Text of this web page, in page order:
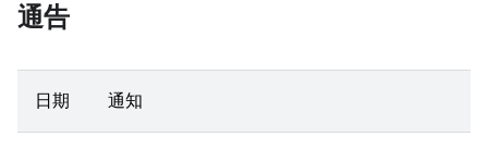
通告
日期 通知